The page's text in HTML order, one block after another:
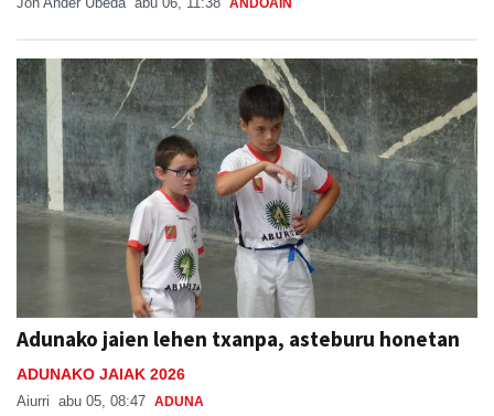
ANDOAIN
Adunako jaien lehen txanpa, asteburu honetan
ADUNAKO JAIAK 2026
Aiurri abu 05, 08:47 ADUNA